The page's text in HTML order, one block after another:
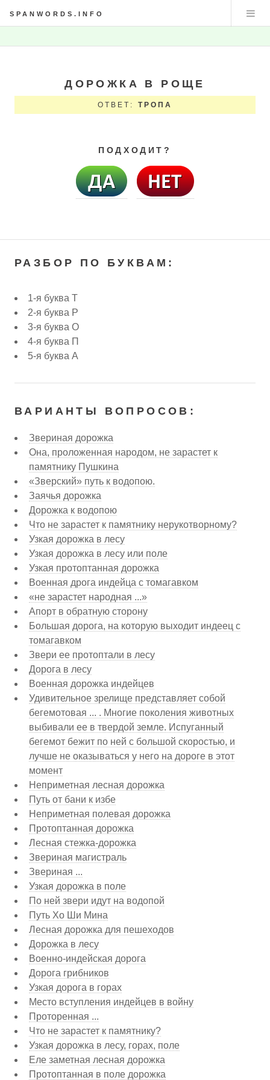
SPANWORDS.INFO
ДОРОЖКА В РОЩЕ
ОТВЕТ: ТРОПА
ПОДХОДИТ?
РАЗБОР ПО БУКВАМ:
1-я буква Т
2-я буква Р
3-я буква О
4-я буква П
5-я буква А
ВАРИАНТЫ ВОПРОСОВ:
Звериная дорожка
Она, проложенная народом, не зарастет к
памятнику Пушкина
«Зверский» путь к водопою.
Заячья дорожка
Дорожка к водопою
Что не зарастет к памятнику нерукотворному?
Узкая дорожка в лесу
Узкая дорожка в лесу или поле
Узкая протоптанная дорожка
Военная дрога индейца с томагавком
«не зарастет народная ...»
Апорт в обратную сторону
Большая дорога, на которую выходит индеец с
томагавком
Звери ее протоптали в лесу
Дорога в лесу
Военная дорожка индейцев
Удивительное зрелище представляет собой
бегемотовая ... . Многие поколения животных
выбивали ее в твердой земле. Испуганный
бегемот бежит по ней с большой скоростью, и
лучше не оказываться у него на дороге в этот
момент
Неприметная лесная дорожка
Путь от бани к избе
Неприметная полевая дорожка
Протоптанная дорожка
Лесная стежка-дорожка
Звериная магистраль
Звериная ...
Узкая дорожка в поле
По ней звери идут на водопой
Путь Хо Ши Мина
Лесная дорожка для пешеходов
Дорожка в лесу
Военно-индейская дорога
Дорога грибников
Узкая дорога в горах
Место вступления индейцев в войну
Проторенная ...
Что не зарастет к памятнику?
Узкая дорожка в лесу, горах, поле
Еле заметная лесная дорожка
Протоптанная в поле дорожка